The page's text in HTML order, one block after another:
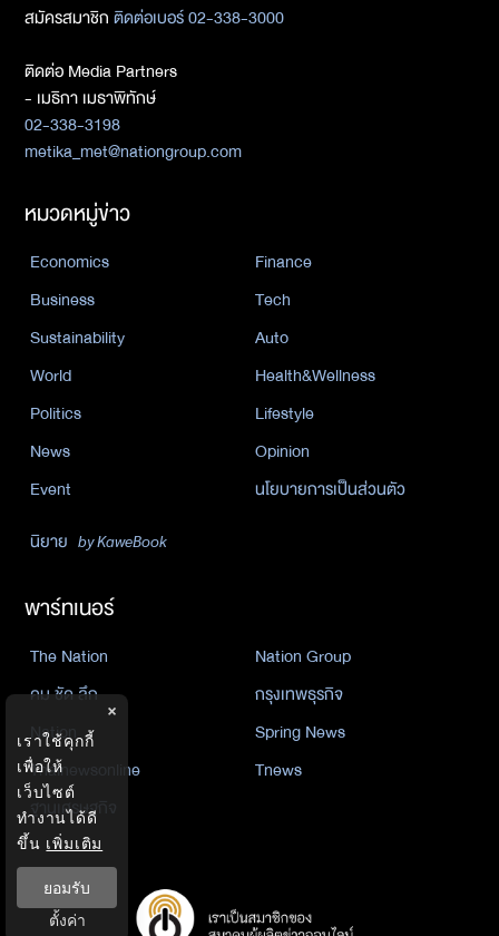
สมัครสมาชิกติดต่อเบอร์ 02-338-3000
ติดต่อ Media Partners
- เมธิกา เมธาพิทักษ์
02-338-3198
metika_met@nationgroup.com
หมวดหมู่ข่าว
Economics
Finance
Business
Tech
Sustainability
Auto
World
Health&Wellness
Politics
Lifestyle
News
Opinion
Event
นโยบายการเป็นส่วนตัว
นิยาย by KaweBook
พาร์ทเนอร์
The Nation
Nation Group
คม ชัด ลึก
กรุงเทพธุรกิจ
Nation
Spring News
Thainewsonline
Tnews
ฐานเศรษฐกิจ
×
เราใช้คุกกี้
เพื่อให้
เว็บไซต์
ทำงานได้ดี
ขึ้น เพิ่มเติม
ยอมรับ
ตั้งค่า